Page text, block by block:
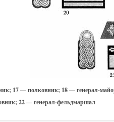
17 — полковник; 18 — генерал-
22 — генерал-фельдмаршал